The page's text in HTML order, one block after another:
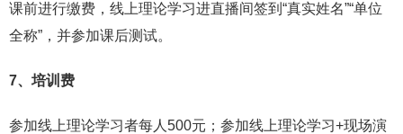
课前进行缴费，线上理论学习进直播间签到“真实姓名”“单位
全称”，并参加课后测试。
7、培训费
参加线上理论学习者每人500元；参加线上理论学习+现场演